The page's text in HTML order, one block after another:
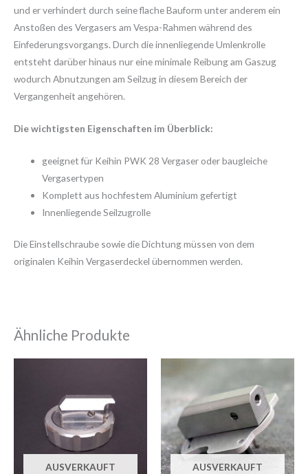
und er verhindert durch seine flache Bauform unter anderem ein
Anstoßen des Vergasers am Vespa-Rahmen während des
Einfederungsvorgangs. Durch die innenliegende Umlenkrolle
entsteht darüber hinaus nur eine minimale Reibung am Gaszug
wodurch Abnutzungen am Seilzug in diesem Bereich der
Vergangenheit angehören.
Die wichtigsten Eigenschaften im Überblick:
geeignet für Keihin PWK 28 Vergaser oder baugleiche
Vergasertypen
Komplett aus hochfestem Aluminium gefertigt
Innenliegende Seilzugrolle
Die Einstellschraube sowie die Dichtung müssen von dem
originalen Keihin Vergaserdeckel übernommen werden.
Ähnliche Produkte
AUSVERKAUFT AUSVERKAUFT